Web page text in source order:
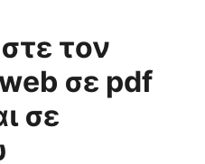
τον
σε pdf
σε